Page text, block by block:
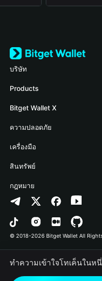
บริษัท
เกี่ยวกับ Bitget Wallet
Blog
Academy
ข่าวสารด้านคริปโต
ศูนย์ช่วยเหลือ
ติดต่อเรา
ทรัพยากรข้อมูลของแบรนด์
อาชีพ
Products
Crypto Card
Stablecoin Earn
Payfi Crypto
Crypto Swap API
Altcoin Season Index
Prediction Markets
DApp
RWA
Bitget Wallet X
นักพัฒนา
เชื่อมต่อ Wallet
Bitget Wallet Pay
ลิสต์โปรเจกต์
ความปลอดภัย
Protection Fund
เทคโนโลยีความปลอดภัย
เครื่องมือ
ซื้อคริปโต
การตรวจจับการอนุญาต
การตรวจจับสัญญา
การโอนเป็นชุด
สินทรัพย์
Arbitrum
Avalanche
Bitcoin
Polygon
กฎหมาย
นโยบายความเป็นส่วนตัว
ข้อตกลงในการใช้บริการ
© 2018-2026 Bitget Wallet All
ทำความเข้าใจโทเค็นในห